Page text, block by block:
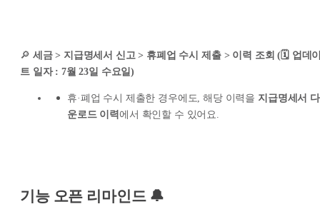
🔎 세금 > 지급명세서 신고 > 휴폐업 수시 제출 > 이력 조회 (🗓️ 업데
트 일자 : 7월 23일 수요일)
휴·폐업 수시 제출한 경우에도, 해당 이력을 지급명세서 다
운로드 이력에서 확인할 수 있어요.
기능 오픈 리마인드 🔔